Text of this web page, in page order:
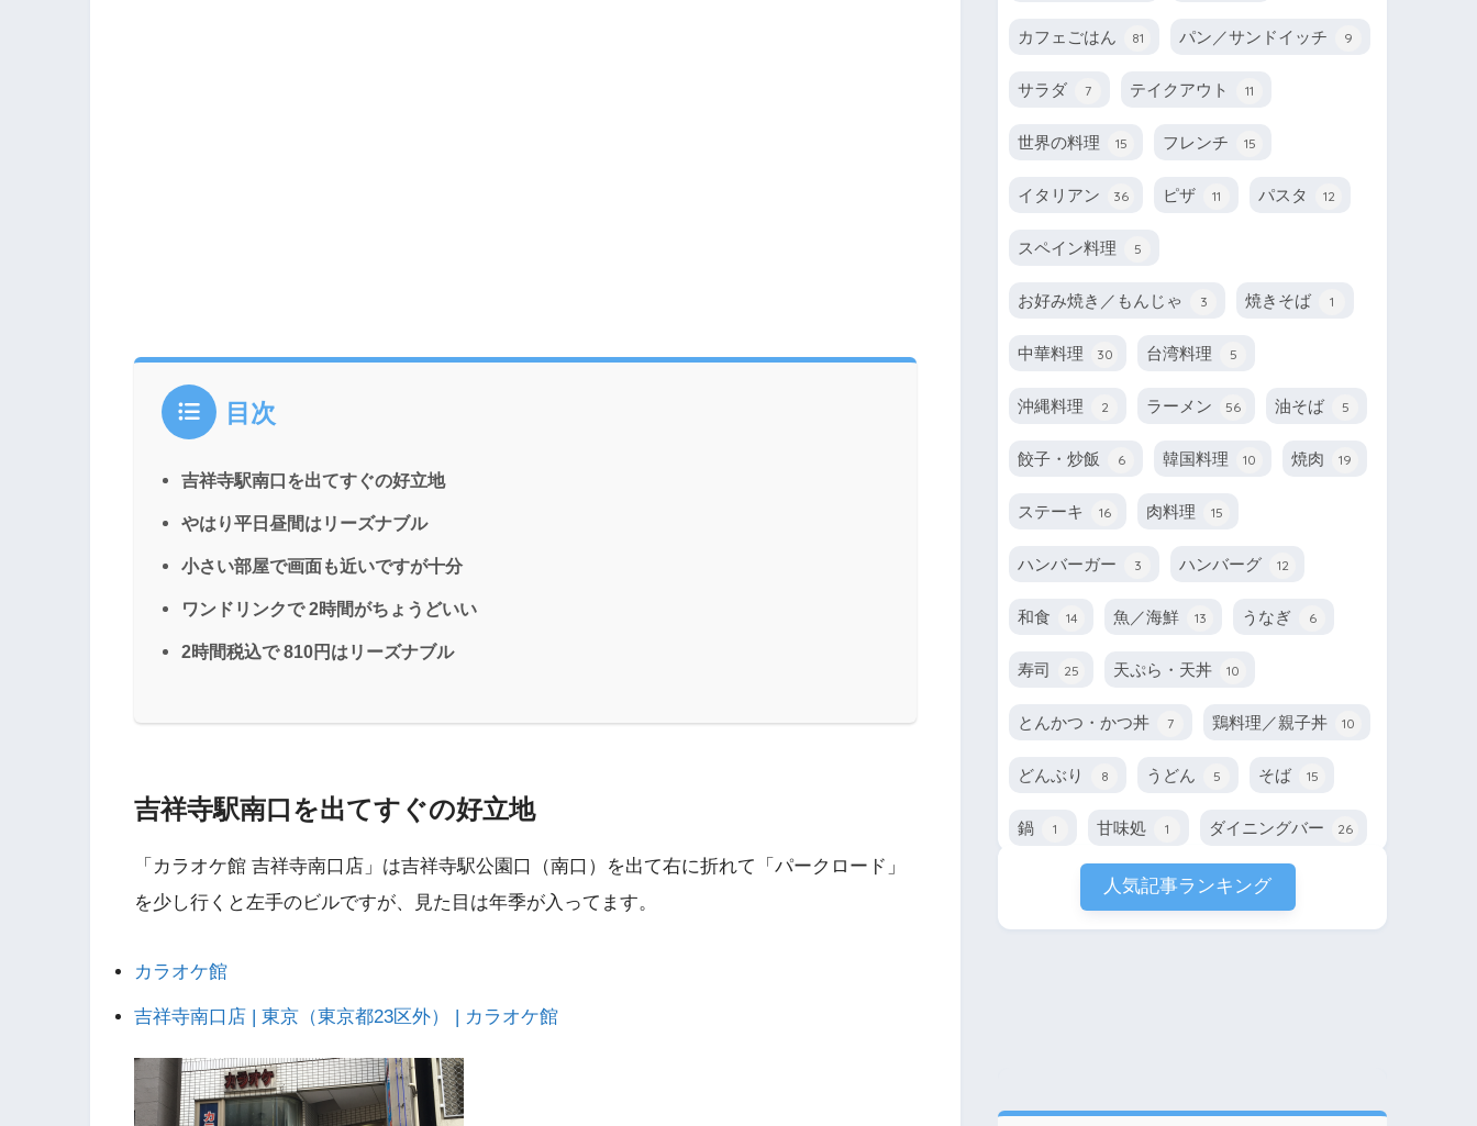
目次
吉祥寺駅南口を出てすぐの好立地
やはり平日昼間はリーズナブル
小さい部屋で画面も近いですが十分
ワンドリンクで 2時間がちょうどいい
2時間税込で 810円はリーズナブル
吉祥寺駅南口を出てすぐの好立地
「カラオケ館 吉祥寺南口店」は吉祥寺駅公園口（南口）を出て右に折れて「パークロード」
を少し行くと左手のビルですが、見た目は年季が入ってます。
カラオケ館
吉祥寺南口店 | 東京（東京都23区外） | カラオケ館
カフェごはん 81 パン／サンドイッチ 9
サラダ 7 テイクアウト 11
世界の料理 15 フレンチ 15
イタリアン 36 ピザ 11 パスタ 12
スペイン料理 5
お好み焼き／もんじゃ 3 焼きそば 1
中華料理 30 台湾料理 5
沖縄料理 2 ラーメン 56 油そば 5
餃子・炒飯 6 韓国料理 10 焼肉 19
ステーキ 16 肉料理 15
ハンバーガー 3 ハンバーグ 12
和食 14 魚／海鮮 13 うなぎ 6
寿司 25 天ぷら・天丼 10
とんかつ・かつ丼 7 鶏料理／親子丼 10
どんぶり 8 うどん 5 そば 15
鍋 1 甘味処 1 ダイニングバー 26
人気記事ランキング